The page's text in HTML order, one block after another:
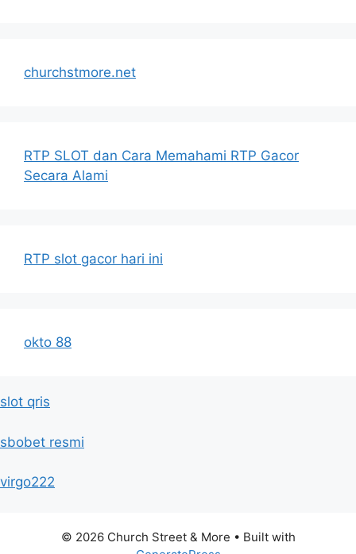
churchstmore.net
RTP SLOT dan Cara Memahami RTP Gacor
Secara Alami
RTP slot gacor hari ini
okto 88
slot qris
sbobet resmi
virgo222
© 2026 Church Street & More • Built with